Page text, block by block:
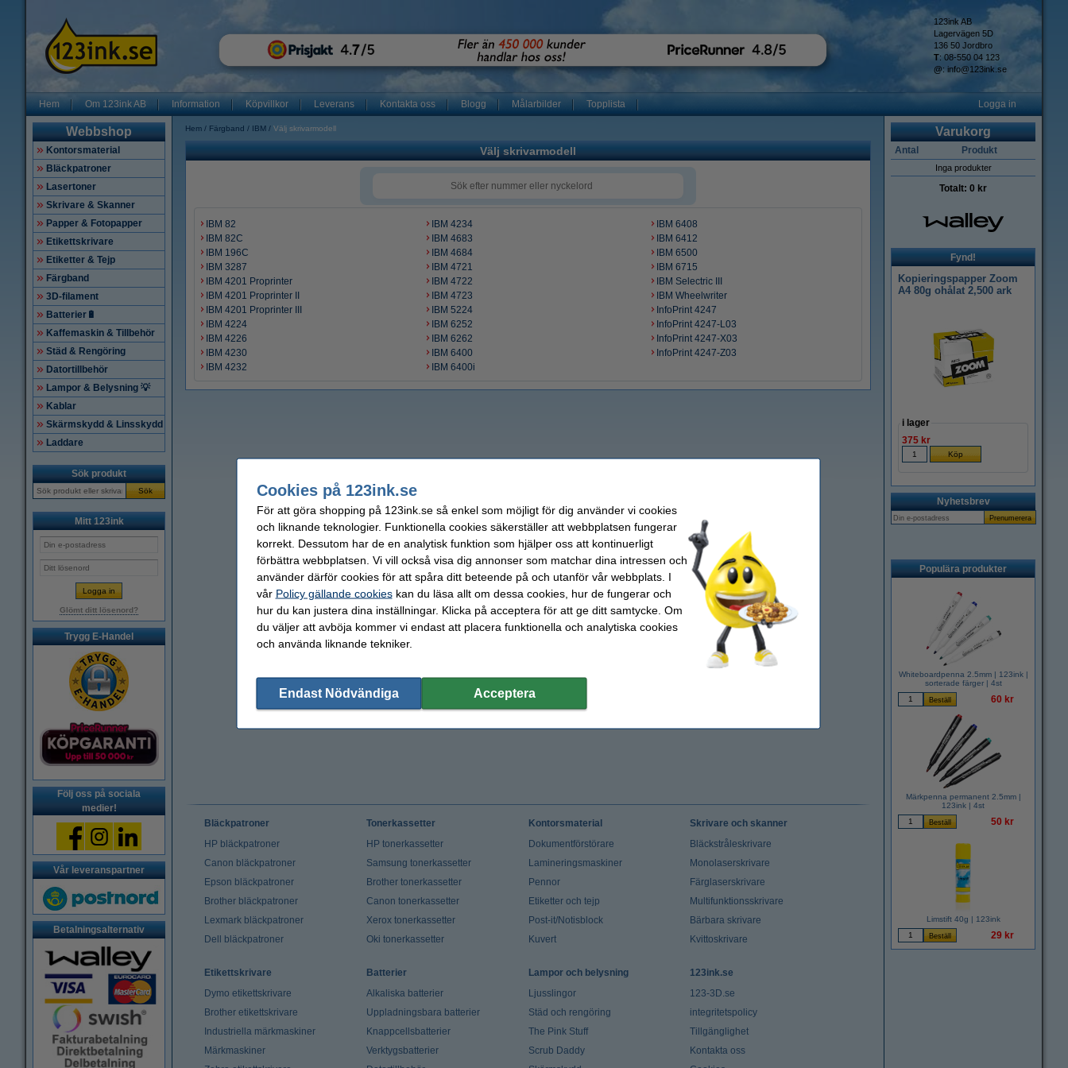
123ink AB
Lagervägen 5D
136 50 Jordbro
T: 08-550 04 123
@: info@123ink.se
Hem Om 123ink AB Information Köpvillkor Leverans Kontakta oss Blogg Målarbilder Topplista Logga in
Webbshop
Kontorsmaterial
Bläckpatroner
Lasertoner
Skrivare & Skanner
Papper & Fotopapper
Etikettskrivare
Etiketter & Tejp
Färgband
3D-filament
Batterier🔋
Kaffemaskin & Tillbehör
Städ & Rengöring
Datortillbehör
Lampor & Belysning 💡
Kablar
Skärmskydd & Linsskydd
Laddare
Sök produkt
Sök
Mitt 123ink
Glömt ditt lösenord?
Trygg E-Handel
Följ oss på sociala
medier!
Vår leveranspartner
Betalningsalternativ
Hem Färgband IBM Välj skrivarmodell
Välj skrivarmodell
IBM 82
IBM 82C
IBM 196C
IBM 3287
IBM 4201 Proprinter
IBM 4201 Proprinter II
IBM 4201 Proprinter III
IBM 4224
IBM 4226
IBM 4230
IBM 4232
IBM 4234
IBM 4683
IBM 4684
IBM 4721
IBM 4722
IBM 4723
IBM 5224
IBM 6252
IBM 6262
IBM 6400
IBM 6400i
IBM 6408
IBM 6412
IBM 6500
IBM 6715
IBM Selectric III
IBM Wheelwriter
InfoPrint 4247
InfoPrint 4247-L03
InfoPrint 4247-X03
InfoPrint 4247-Z03
Varukorg
Antal Produkt
Inga produkter
Totalt: 0 kr
Fynd!
Kopieringspapper Zoom
A4 80g ohålat 2,500 ark
i lager
375 kr
Nyhetsbrev
Populära produkter
Whiteboardpenna 2.5mm | 123ink |
sorterade färger | 4st
60 kr
Märkpenna permanent 2.5mm |
123ink | 4st
50 kr
Limstift 40g | 123ink
29 kr
Bläckpatroner
HP bläckpatroner
Canon bläckpatroner
Epson bläckpatroner
Brother bläckpatroner
Lexmark bläckpatroner
Dell bläckpatroner
Tonerkassetter
HP tonerkassetter
Samsung tonerkassetter
Brother tonerkassetter
Canon tonerkassetter
Xerox tonerkassetter
Oki tonerkassetter
Kontorsmaterial
Dokumentförstörare
Lamineringsmaskiner
Pennor
Etiketter och tejp
Post-it/Notisblock
Kuvert
Skrivare och skanner
Bläckstråleskrivare
Monolaserskrivare
Färglaserskrivare
Multifunktionsskrivare
Bärbara skrivare
Kvittoskrivare
Etikettskrivare
Dymo etikettskrivare
Brother etikettskrivare
Industriella märkmaskiner
Märkmaskiner
Batterier
Alkaliska batterier
Uppladningsbara batterier
Knappcellsbatterier
Verktygsbatterier
Lampor och belysning
Ljusslingor
Städ och rengöring
The Pink Stuff
Scrub Daddy
123ink.se
123-3D.se
integritetspolicy
Tillgänglighet
Kontakta oss
Cookies på 123ink.se
För att göra shopping på 123ink.se så enkel som möjligt för dig använder vi cookies
och liknande teknologier. Funktionella cookies säkerställer att webbplatsen fungerar
korrekt. Dessutom har de en analytisk funktion som hjälper oss att kontinuerligt
förbättra webbplatsen. Vi vill också visa dig annonser som matchar dina intressen och
använder därför cookies för att spåra ditt beteende på och utanför vår webbplats. I
vår Policy gällande cookieskan du läsa allt om dessa cookies, hur de fungerar och
hur du kan justera dina inställningar. Klicka på acceptera för att ge ditt samtycke. Om
du väljer att avböja kommer vi endast att placera funktionella och analytiska cookies
och använda liknande tekniker.
Endast Nödvändiga Acceptera